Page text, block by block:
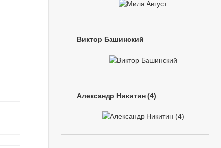
Виктор Башинский
Александр Никитин (4)